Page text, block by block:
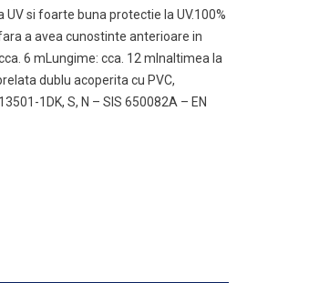
si foarte buna protectie la UV.100%
a avea cunostinte anterioare in
6 mLungime: cca. 12 mInaltimea la
dublu acoperita cu PVC,
1DK, S, N – SIS 650082A – EN